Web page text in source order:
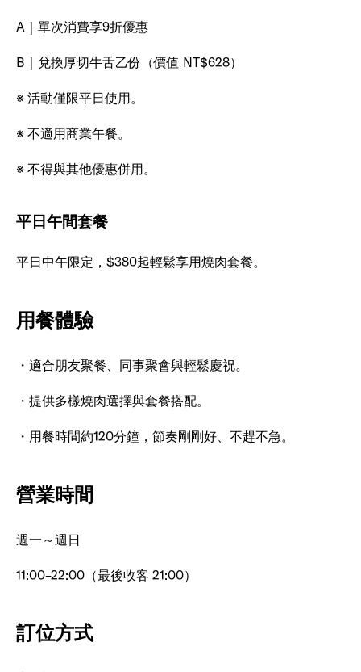
A｜單次消費享9折優惠
B｜兌換厚切牛舌乙份（價值 NT$628）
※ 活動僅限平日使用。
※ 不適用商業午餐。
※ 不得與其他優惠併用。
平日午間套餐
平日中午限定，$380起輕鬆享用燒肉套餐。
用餐體驗
・適合朋友聚餐、同事聚會與輕鬆慶祝。
・提供多樣燒肉選擇與套餐搭配。
・用餐時間約120分鐘，節奏剛剛好、不趕不急。
營業時間
週一～週日
11:00–22:00（最後收客 21:00）
訂位方式